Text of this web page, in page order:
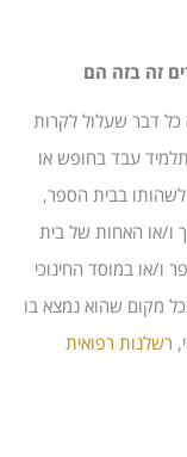
זה בזה הם
דבר שעלול לקרות
עבד בחופש או
בבית הספר,
ו/או האחות של בית
ו/או במוסד החינוכי
כל עוד הוא מבוטח הוא מכוסה ב-100% בכל מקום שהוא נמצא בו
רשלנות רפואית